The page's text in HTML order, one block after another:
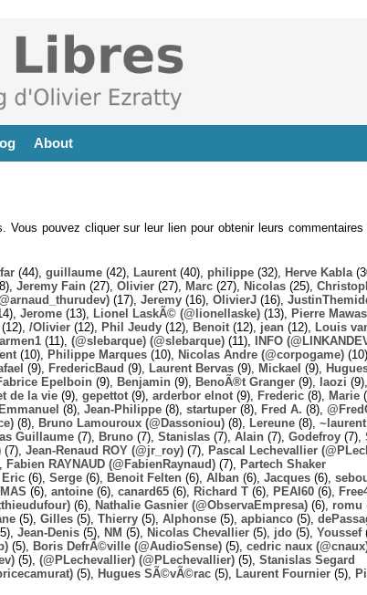
About
pouvez cliquer sur leur lien pour obtenir leurs
(44), guillaume (42), Laurent (40), philippe (32), Herve Kabla
Jeremy Fain (27), Olivier (27), Marc (27), Nicolas (25),
(17), Jeremy (16), OlivierJ (16),
Jerome (13), Lionel LaskÃ© (@lionellaske) (13),
Pierre
(12), /Olivier (12), Phil Jeudy (12), Benoit (12), jean (12),
Louis
(11), (@slebarque) (@slebarque) (11), INFO
(10), Philippe Marques (10), Nicolas Andre (@corpogame)
(9), FredericBaud (9), Laurent Bervas (9), Mickael (9),
Epelboin (9), Benjamin (9), BenoÃ®t Granger (9), laozi (9),
de la vie (9), gepettot (9), arderbor elnot (9), Frederic (8), Marie
Emmanuel (8), Jean-Philippe (8), startuper (8), Fred A. (8),
(8), Bruno Lamouroux (@Dassoniou) (8), Lereune (8), ~laurent
Guillaume (7), Bruno (7), Stanislas (7), Alain (7), Godefroy (7),
(7), Jean-Renaud ROY (@jr_roy) (7),
Pascal Lechevallier
Fabien RAYNAUD (@FabienRaynaud) (7),
Partech Shaker
Eric (6), Serge (6), Benoit Felten (6), Alban (6), Jacques (6),
MAS (6), antoine (6), canard65 (6), Richard T (6), PEAI60 (6),
(6), Nathalie Gasnier (@ObservaEmpresa) (6), romu
(5), Gilles (5), Thierry (5), Alphonse (5), apbianco (5),
Jean-Denis (5), NM (5), Nicolas Chevallier (5), jdo (5), Youssef
(5), Boris DefrÃ©ville (@AudioSense) (5), cedric naux
(5), (@PLechevallier) (@PLechevallier) (5), Stanislas Segard
(5), Hugues SÃ©vÃ©rac (5), Laurent Fournier (5),